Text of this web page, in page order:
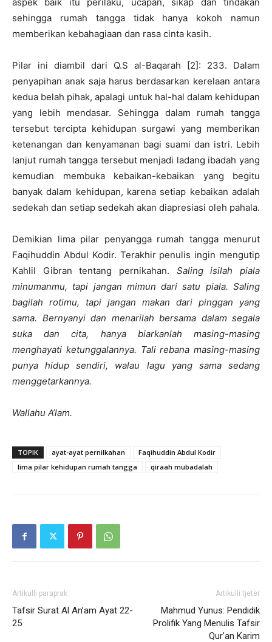
sehingga rumah tangga tidak hanya kokoh namun
memberikan kebahagiaan dan rasa cinta kasih.
Pilar ini diambil dari Q.S al-Baqarah [2]: 233. Dalam
penyapihan anak saja harus berdasarkan kerelaan antara
kedua belah pihak, apalagi untuk hal-hal dalam kehidupan
yang lebih mendasar. Sehingga dalam rumah tangga
tersebut tercipta kehidupan surgawi yang memberikan
ketenangan dan kenyamanan bagi suami dan istri. Lebih
lanjut rumah tangga tersebut menjadi ladang ibadah yang
kemudian membuka kebaikan-kebaikan yang begitu
banyak dalam kehidupan, karena setiap kebaikan adalah
sedekah dan setiap sedekah akan diapresiasi oleh pahala.
Demikian lima pilar penyangga rumah tangga menurut
Faqihuddin Abdul Kodir. Terakhir penulis ingin mengutip
Kahlil Gibran tentang pernikahan. Saling isilah piala
minumanmu, tapi jangan mimun dari satu piala. Saling
bagilah rotimu, tapi jangan makan dari pinggan yang
sama. Bernyanyi dan menarilah bersama dalam segala
suka dan cita, hanya biarkanlah masing-masing
menghayati ketunggalannya. Tali rebana masing-masing
punya hidup sendiri, walau lagu yang sama sedang
menggetarkannya.
Wallahu A’lam.
TOPIK ayat-ayat pernilkahan
Faqihuddin Abdul Kodir
lima pilar kehidupan rumah tangga
qiraah mubadalah
Artikulli paraprak
Tafsir Surat Al An’am Ayat 22-
25
Artikulli tjetër
Mahmud Yunus: Pendidik
Prolifik Yang Menulis Tafsir
Qur’an Karim